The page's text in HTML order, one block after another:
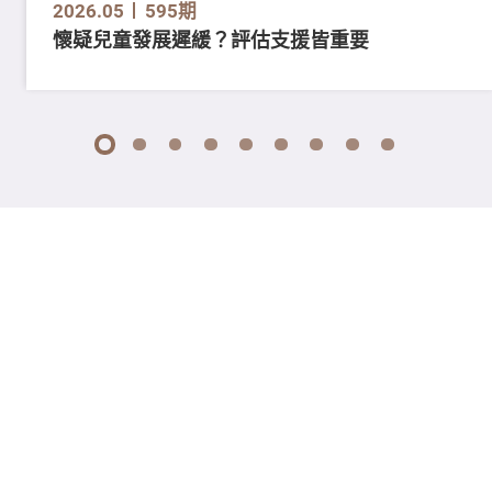
2026.05 595期
懷疑兒童發展遲緩？評估支援皆重要
1 2 3 4 5 6 7 8 9